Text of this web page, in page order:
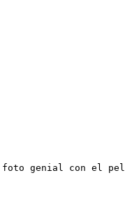
foto genial con el